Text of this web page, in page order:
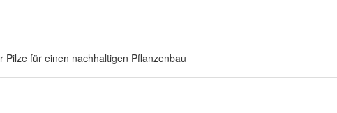
für einen nachhaltigen Pflanzenbau